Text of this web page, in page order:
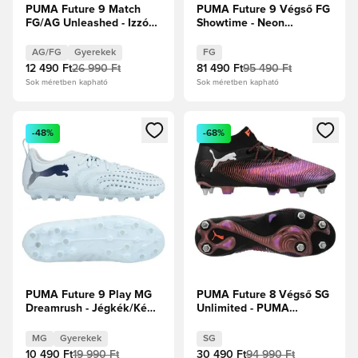
PUMA Future 9 Match
FG/AG Unleashed - Izzó
Fekete/Puma ezüst
Gyerek
AG/FG Gyerekek
12 490 Ft26 990 Ft
Sok méretben kapható
PUMA Future 9 Végső FG
Showtime - Neon
Élénk türkiz/PUMA Fehér
FG
81 490 Ft95 490 Ft
Sok méretben kapható
Megnyit egy modált a bejelentkezéshez vagy a tagként
-48%
PUMA Future 9 Play MG
Dreamrush - Jégkék/Kék
MG Gyerekek
10 490 Ft19 990 Ft
Megnyit egy modált a
-68%
PUMA Future 8 Végső SG
Unlimited - PUMA
piros
SG
30 490 Ft94 990 Ft